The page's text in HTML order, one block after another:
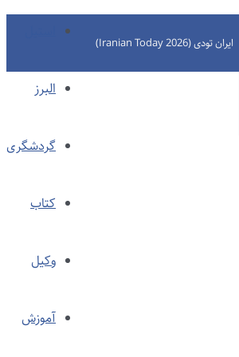
استیل
البرز
گردشگری
کتاب
وکیل
آموزش
ایران تودی (Iranian Today 2026)